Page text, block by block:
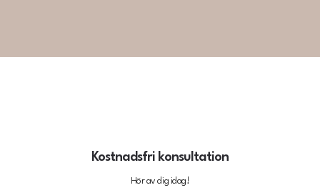
Kostnadsfri konsultation
Hör av dig idag!